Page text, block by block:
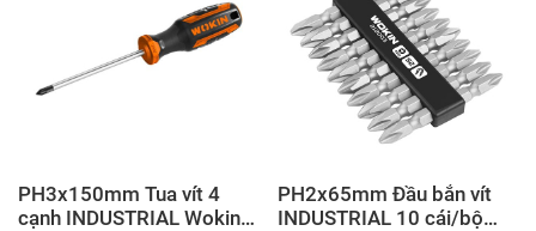
PH3x150mm Tua vít 4
cạnh INDUSTRIAL Wokin
PH2x65mm Đầu bắn vít
INDUSTRIAL 10 cái/bộ